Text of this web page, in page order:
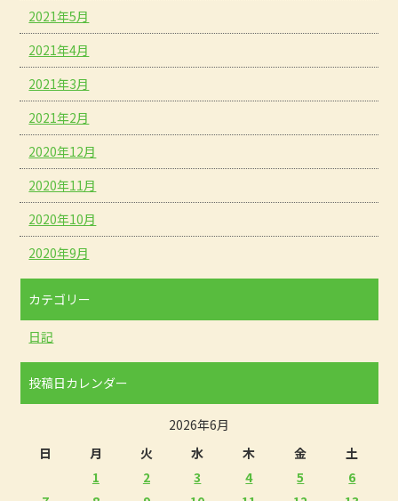
2021年5月
2021年4月
2021年3月
2021年2月
2020年12月
2020年11月
2020年10月
2020年9月
カテゴリー
日記
投稿日カレンダー
2026年6月
日
月 火 水 木 金
土
1
2 3 4 5
6